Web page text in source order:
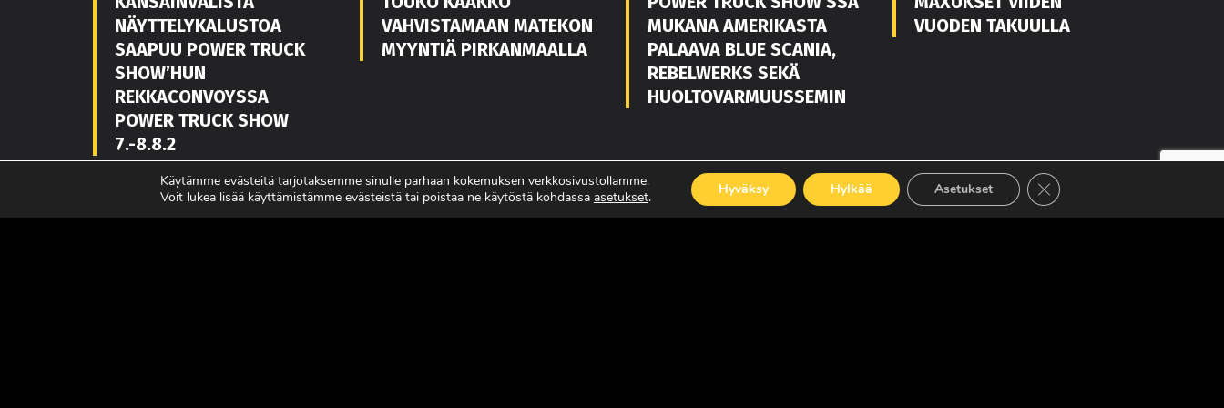
NÄYTTELYKALUSTOA
SAAPUU POWER TRUCK
SHOW’HUN
REKKACONVOYSSA
POWER TRUCK SHOW
7.-8.8.2
LUE LISÄÄ
VAHVISTAMAAN MATEKON
MYYNTIÄ PIRKANMAALLA
LUE LISÄÄ
MUKANA AMERIKASTA
PALAAVA BLUE SCANIA,
REBELWERKS SEKÄ
HUOLTOVARMUUSSEMIN
LUE LISÄÄ
VUODEN TAKUULLA
LUE LISÄÄ
Käytämme evästeitä tarjotaksemme sinulle parhaan kokemuksen verkkosivustollamme.
Voit lukea lisää käyttämistämme evästeistä tai poistaa ne käytöstä kohdassa asetukset. Hyväksy Hylkää Asetukset Sulje evästebanneri